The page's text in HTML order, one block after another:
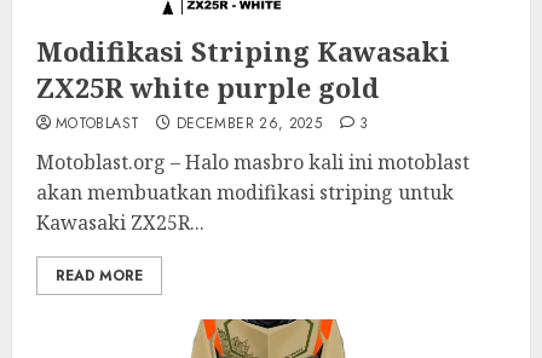
Modifikasi Striping Kawasaki
ZX25R white purple gold
MOTOBLAST DECEMBER 26, 2025 3
Motoblast.org – Halo masbro kali ini motoblast
akan membuatkan modifikasi striping untuk
Kawasaki ZX25R...
READ MORE